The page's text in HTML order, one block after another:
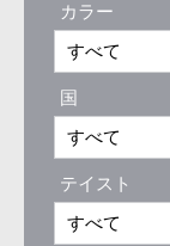
カラー
国
テイスト